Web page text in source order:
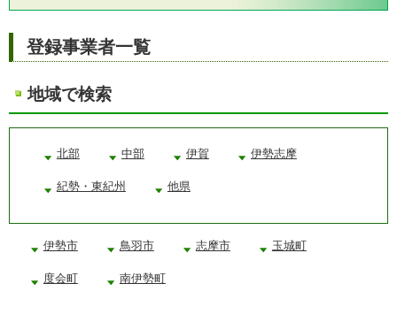
登録事業者一覧
地域で検索
北部 中部 伊賀 伊勢志摩
紀勢・東紀州 他県
伊勢市 鳥羽市 志摩市 玉城町
度会町 南伊勢町